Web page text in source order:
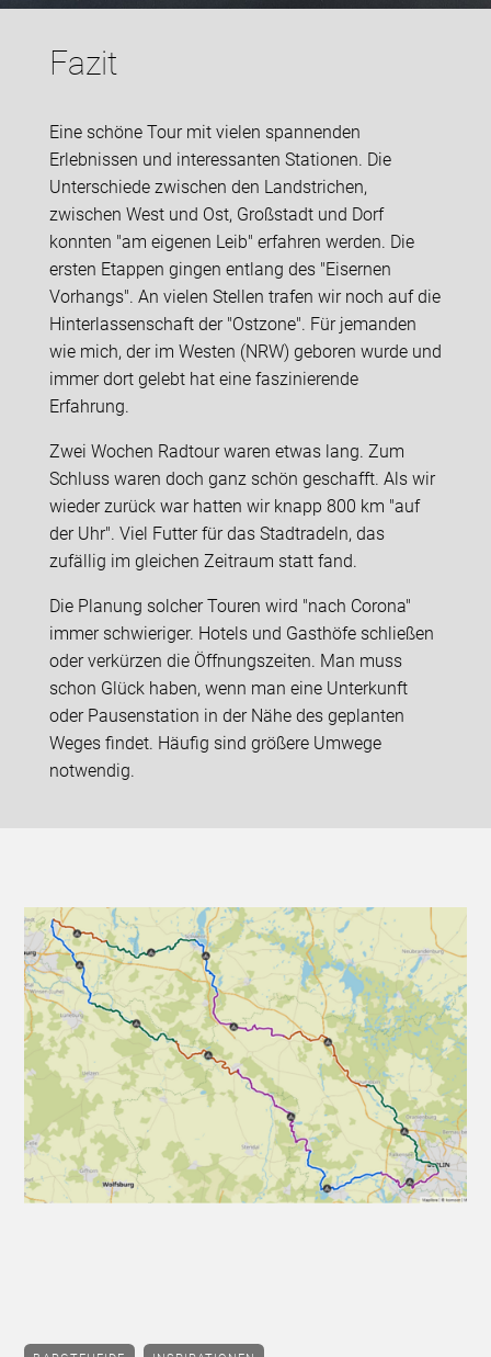
Fazit
Eine schöne Tour mit vielen spannenden
Erlebnissen und interessanten Stationen. Die
Unterschiede zwischen den Landstrichen,
zwischen West und Ost, Großstadt und Dorf
konnten "am eigenen Leib" erfahren werden. Die
ersten Etappen gingen entlang des "Eisernen
Vorhangs". An vielen Stellen trafen wir noch auf die
Hinterlassenschaft der "Ostzone". Für jemanden
wie mich, der im Westen (NRW) geboren wurde und
immer dort gelebt hat eine faszinierende
Erfahrung.
Zwei Wochen Radtour waren etwas lang. Zum
Schluss waren doch ganz schön geschafft. Als wir
wieder zurück war hatten wir knapp 800 km "auf
der Uhr". Viel Futter für das Stadtradeln, das
zufällig im gleichen Zeitraum statt fand.
Die Planung solcher Touren wird "nach Corona"
immer schwieriger. Hotels und Gasthöfe schließen
oder verkürzen die Öffnungszeiten. Man muss
schon Glück haben, wenn man eine Unterkunft
oder Pausenstation in der Nähe des geplanten
Weges findet. Häufig sind größere Umwege
notwendig.